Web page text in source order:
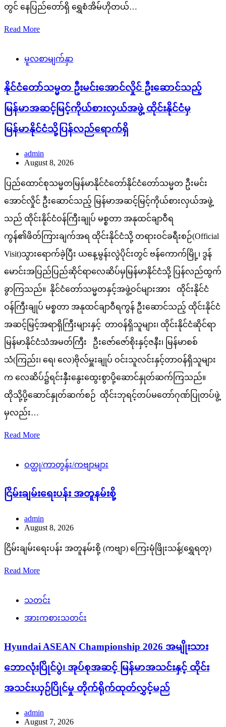
တွင် နေပြည်တော်ရှိ ရွှေစံအိမ်ဟိုတယ်…
Read More
မူလစာမျက်နှာ
နိုင်ငံတော်သမ္မတ ဦးမင်းအောင်လှိုင် ဦးဆောင်သည့်
မြန်မာအဆင့်မြင့်ကိုယ်စားလှယ်အဖွဲ့ ထိုင်းနိုင်ငံမှ
မြန်မာနိုင်ငံသို့ပြန်လည်ရောက်ရှိ
admin
August 8, 2026
ပြည်ထောင်စုသမ္မတမြန်မာနိုင်ငံတော်နိုင်ငံတော်သမ္မတ ဦးမင်း
အောင်လှိုင် ဦးဆောင်သည့် မြန်မာအဆင့်မြင့်ကိုယ်စားလှယ်အဖွဲ့
သည် ထိုင်းနိုင်ငံဝန်ကြီးချုပ် မစ္စတာ အနုထင်ချာဝီရ
ကွန်၏ဖိတ်ကြားချက်အရ ထိုင်းနိုင်ငံသို့ တရားဝင်ခရီးစဉ်(Official
Visit)သွားရောက်ခဲ့ပြီး ယနေ့မွန်းလွဲပိုင်းတွင် ဗန်ကောက်မြို့၊ ဒွန်
မောင်းအပြည်ပြည်ဆိုင်ရာလေဆိပ်မှမြန်မာနိုင်ငံသို့ ပြန်လည်ထွက်
ခွာကြသည်။ နိုင်ငံတော်သမ္မတနှင့်အဖွဲ့ဝင်များအား ထိုင်းနိုင်ငံ
ဝန်ကြီးချုပ် မစ္စတာ အနုထင်ချာဝီရကွန် ဦးဆောင်သည့် ထိုင်းနိုင်ငံ
အဆင့်မြင့်အရာရှိကြီးများနှင့် တာဝန်ရှိသူများ၊ ထိုင်းနိုင်ငံဆိုင်ရာ
မြန်မာနိုင်ငံသံအမတ်ကြီး ဦးဇော်ဇော်စိုးနှင့်ဇနီး၊ မြန်မာစစ်
သံ(ကြည်း၊ ရေ၊ လေ)ဗိုလ်မှူးချုပ် ဝင်းသူလင်းနှင့်တာဝန်ရှိသူများ
က လေဆိပ်၌ရင်းနှီးနွေးထွေးစွာပို့ဆောင်နှုတ်ဆက်ကြသည်။
ထိုသို့ပို့ဆောင်နှုတ်ဆက်စဉ် ထိုင်းဘုရင့်တပ်မတော်ဂုဏ်ပြုတပ်ဖွဲ့
မှလည်း…
Read More
ဝတ္ထု/ကာတွန်း/ကဗျာများ
ငြိမ်းချမ်းရေးပန်း အတူနမ်းစို့
admin
August 8, 2026
ငြိမ်းချမ်းရေးပန်း အတူနမ်းစို့ (ကဗျာ) ကြေးမုံဖြိုးသန့်(ရွှေရတု)
Read More
သတင်း
အားကစားသတင်း
Hyundai ASEAN Championship 2026 အမျိုးသား
ဘောလုံးပြိုင်ပွဲ၊ အုပ်စုအဆင့် မြန်မာအသင်းနှင့် ထိုင်း
အသင်းယှဉ်ပြိုင်မှု တိုက်ရိုက်ထုတ်လွှင့်မည်
admin
August 7, 2026